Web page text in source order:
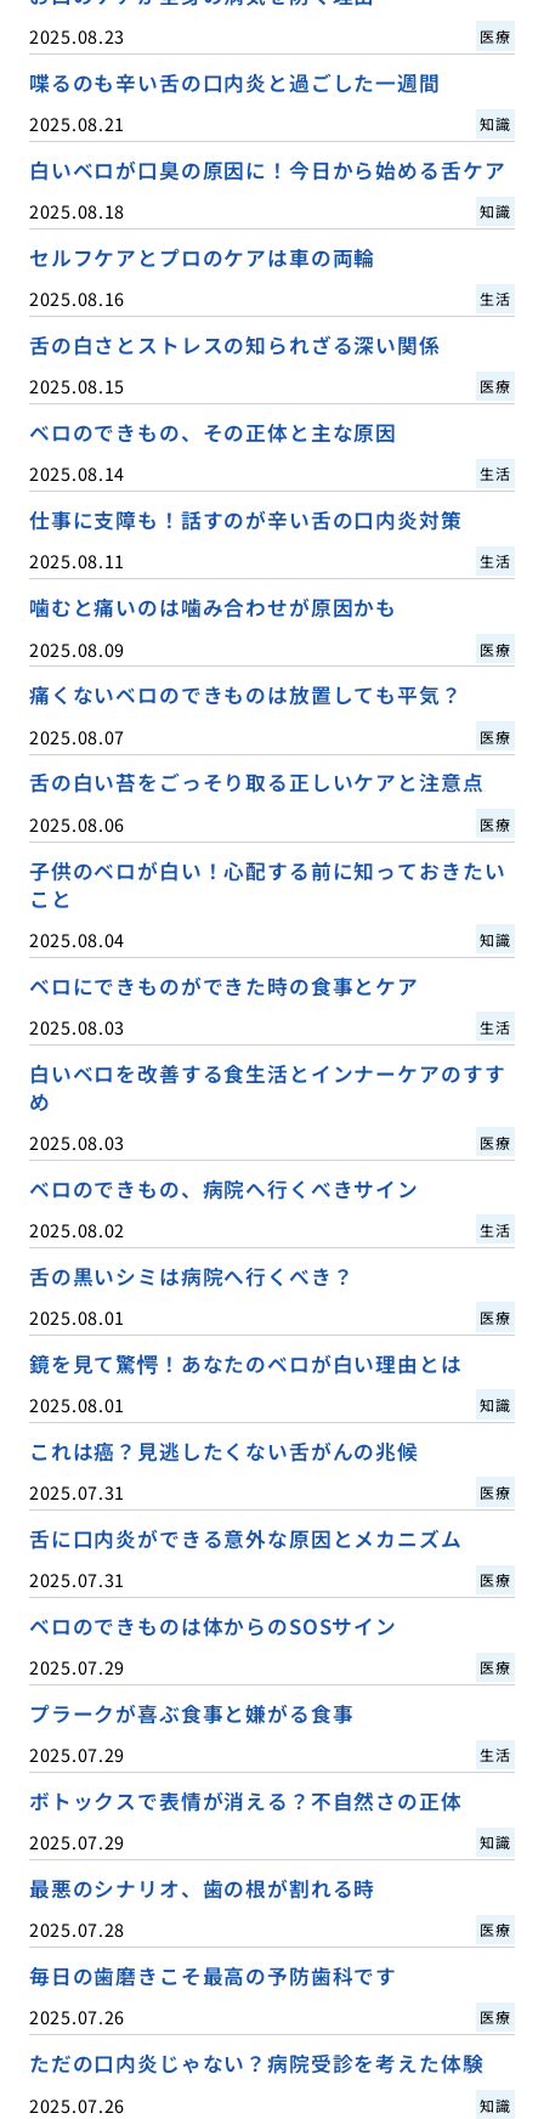
2025.08.23 医療
喋るのも辛い舌の口内炎と過ごした一週間
2025.08.21 知識
白いベロが口臭の原因に！今日から始める舌ケア
2025.08.18 知識
セルフケアとプロのケアは車の両輪
2025.08.16 生活
舌の白さとストレスの知られざる深い関係
2025.08.15 医療
ベロのできもの、その正体と主な原因
2025.08.14 生活
仕事に支障も！話すのが辛い舌の口内炎対策
2025.08.11 生活
噛むと痛いのは噛み合わせが原因かも
2025.08.09 医療
痛くないベロのできものは放置しても平気？
2025.08.07 医療
舌の白い苔をごっそり取る正しいケアと注意点
2025.08.06 医療
子供のベロが白い！心配する前に知っておきたい
こと
2025.08.04 知識
ベロにできものができた時の食事とケア
2025.08.03 生活
白いベロを改善する食生活とインナーケアのすす
め
2025.08.03 医療
ベロのできもの、病院へ行くべきサイン
2025.08.02 生活
舌の黒いシミは病院へ行くべき？
2025.08.01 医療
鏡を見て驚愕！あなたのベロが白い理由とは
2025.08.01 知識
これは癌？見逃したくない舌がんの兆候
2025.07.31 医療
舌に口内炎ができる意外な原因とメカニズム
2025.07.31 医療
ベロのできものは体からのSOSサイン
2025.07.29 医療
プラークが喜ぶ食事と嫌がる食事
2025.07.29 生活
ボトックスで表情が消える？不自然さの正体
2025.07.29 知識
最悪のシナリオ、歯の根が割れる時
2025.07.28 医療
毎日の歯磨きこそ最高の予防歯科です
2025.07.26 医療
ただの口内炎じゃない？病院受診を考えた体験
2025.07.26 知識